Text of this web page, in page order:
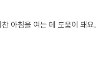
아침을 여는 데 도움이 돼요.